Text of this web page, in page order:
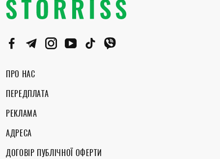
ПРО НАС
ПЕРЕДПЛАТА
РЕКЛАМА
АДРЕСА
ДОГОВІР ПУБЛІЧНОЇ ОФЕРТИ